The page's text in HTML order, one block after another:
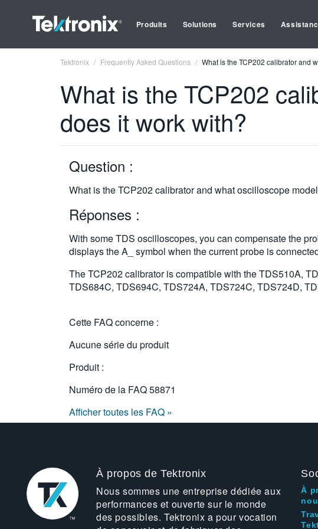
Produits Solutions Services
Tektronix Frequently Asked Questions What is the TCP202 calibrator and
What is the TCP202
does it work with?
Question :
What is the TCP202 calibrator and what oscilloscope
Réponses :
With some TDS oscilloscopes, you can compensate the
displays the A_ symbol when the current probe is
The TCP202 calibrator is compatible with the TDS510A,
TDS684C, TDS694C, TDS724A, TDS724C, TDS724D,
Cette FAQ concerne :
Aucune série du produit
Produit :
Numéro de la FAQ58871
Afficher toutes les FAQ »
À propos de Tektronix
Nous sommes une entreprise dédiée aux
performances et ouverte sur le monde
des possibles. Tektronix a pour vocation
À